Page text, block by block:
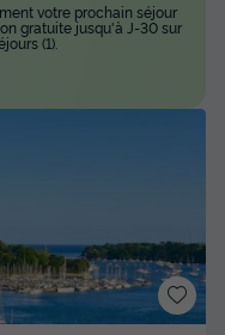
votre prochain séjour
gratuite jusqu'à J-30 sur
(1).